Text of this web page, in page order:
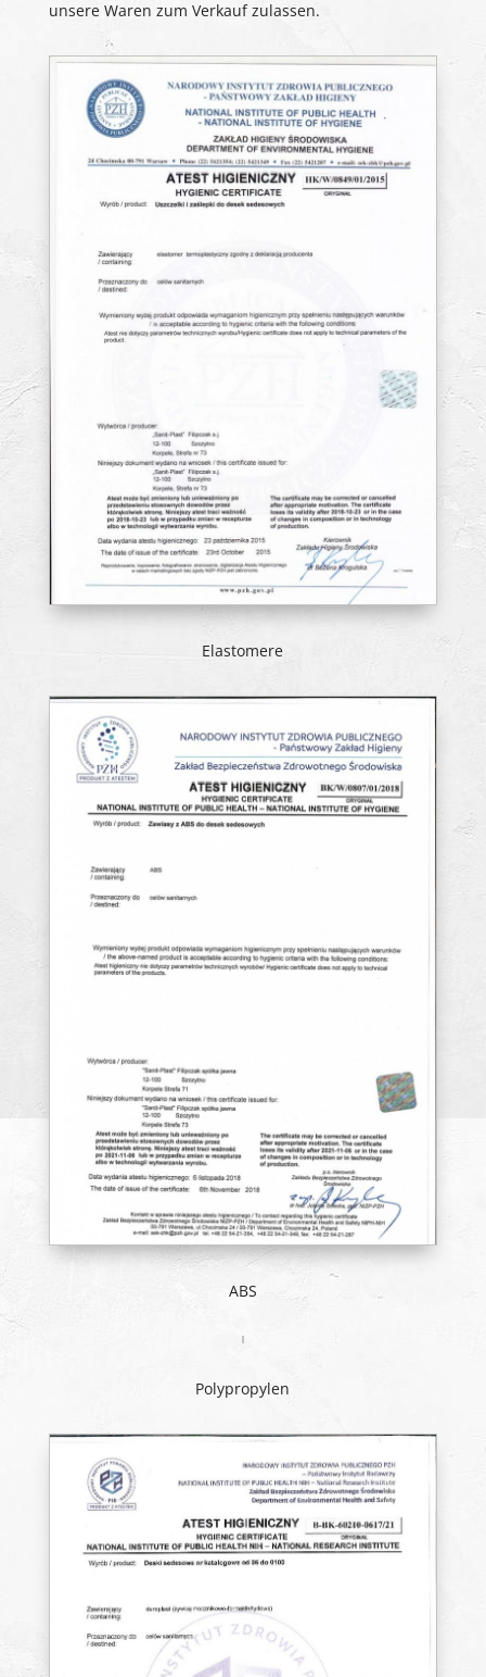
unsere Waren zum Verkauf zulassen.
Elastomere
ABS
Polypropylen